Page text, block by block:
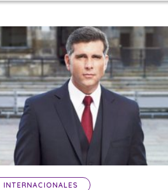
INTERNACIONALES